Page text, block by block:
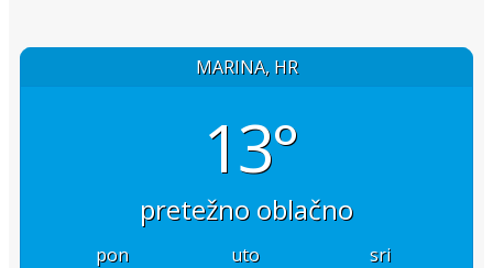
MARINA, HR
13°
pretežno oblačno
pon uto
sri